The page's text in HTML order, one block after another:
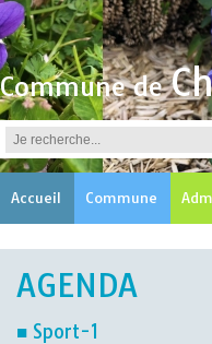
Commune de
Accueil Commune
AGENDA
■ Sport-1